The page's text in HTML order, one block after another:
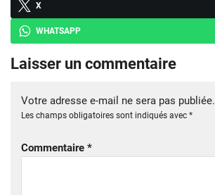
X
WHATSAPP
Laisser un commentaire
Votre adresse e-mail ne sera pas publiée.
Les champs obligatoires sont indiqués avec *
Commentaire *